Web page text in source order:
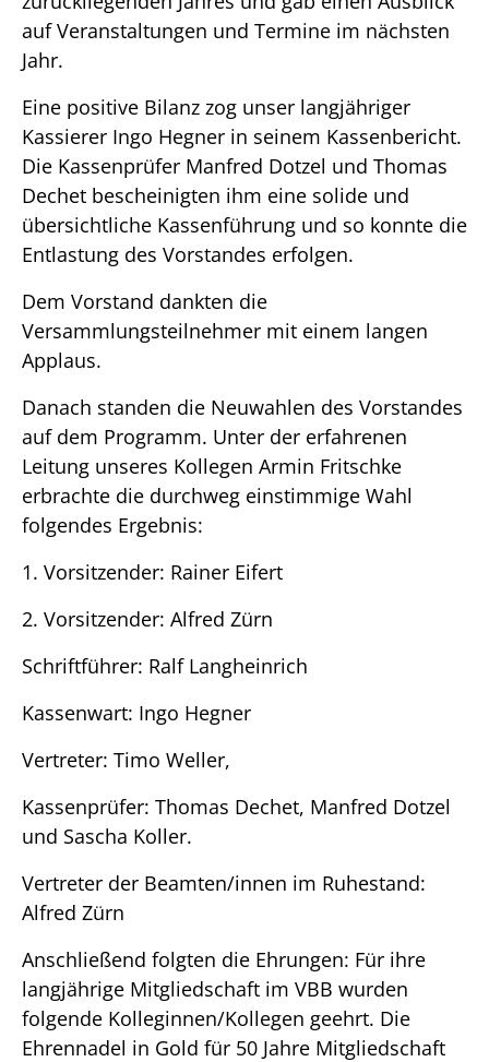
auf Veranstaltungen und Termine im nächsten
Jahr.
Eine positive Bilanz zog unser langjähriger
Kassierer Ingo Hegner in seinem Kassenbericht.
Die Kassenprüfer Manfred Dotzel und Thomas
Dechet bescheinigten ihm eine solide und
übersichtliche Kassenführung und so konnte die
Entlastung des Vorstandes erfolgen.
Dem Vorstand dankten die
Versammlungsteilnehmer mit einem langen
Applaus.
Danach standen die Neuwahlen des Vorstandes
auf dem Programm. Unter der erfahrenen
Leitung unseres Kollegen Armin Fritschke
erbrachte die durchweg einstimmige Wahl
folgendes Ergebnis:
1. Vorsitzender: Rainer Eifert
2. Vorsitzender: Alfred Zürn
Schriftführer: Ralf Langheinrich
Kassenwart: Ingo Hegner
Vertreter: Timo Weller,
Kassenprüfer: Thomas Dechet, Manfred Dotzel
und Sascha Koller.
Vertreter der Beamten/innen im Ruhestand:
Alfred Zürn
Anschließend folgten die Ehrungen: Für ihre
langjährige Mitgliedschaft im VBB wurden
folgende Kolleginnen/Kollegen geehrt. Die
Ehrennadel in Gold für 50 Jahre Mitgliedschaft